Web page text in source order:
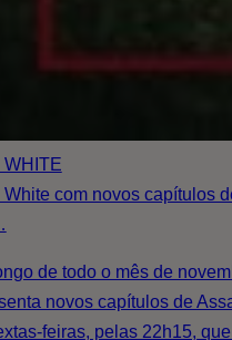
WHITE
com novos capítulos
de todo o mês de
novos capítulos de
feiras, pelas 22h15,